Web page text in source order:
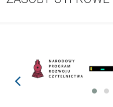
prev